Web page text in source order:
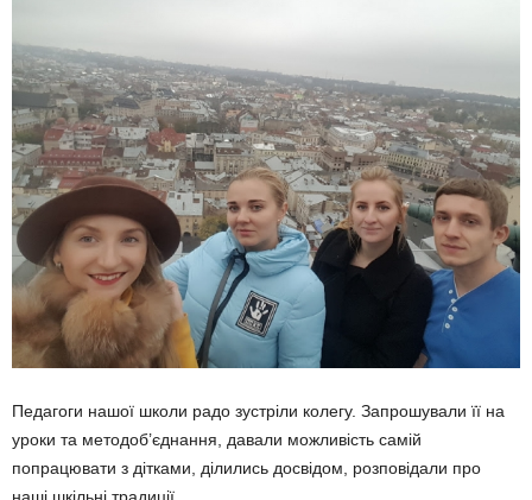
Педагоги нашої школи радо зустріли колегу. Запрошували її на
уроки та методоб’єднання, давали можливість самій
попрацювати з дітками, ділились досвідом, розповідали про